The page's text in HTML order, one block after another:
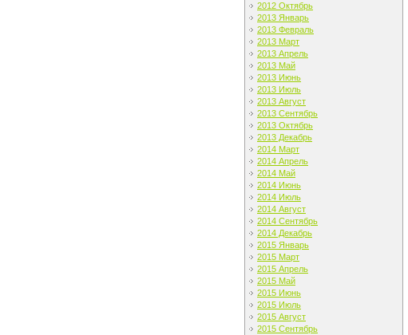
2012 Октябрь
2013 Январь
2013 Февраль
2013 Март
2013 Апрель
2013 Май
2013 Июнь
2013 Июль
2013 Август
2013 Сентябрь
2013 Октябрь
2013 Декабрь
2014 Март
2014 Апрель
2014 Май
2014 Июнь
2014 Июль
2014 Август
2014 Сентябрь
2014 Декабрь
2015 Январь
2015 Март
2015 Апрель
2015 Май
2015 Июнь
2015 Июль
2015 Август
2015 Сентябрь